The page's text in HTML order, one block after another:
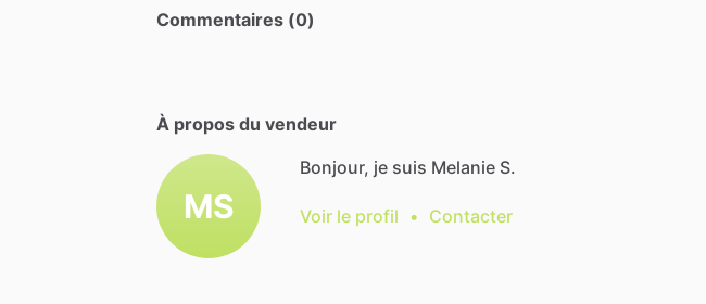
Commentaires (0)
À propos du vendeur
MS
Bonjour, je suis Melanie S.
Voir le profil • Contacter